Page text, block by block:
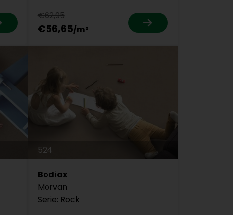
€62,95
€56,65
524
Bodiax
Morvan
Serie: Rock